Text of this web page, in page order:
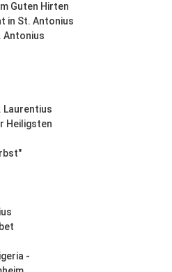
Guten Hirten
in St. Antonius
Antonius
Laurentius
Heiligsten
-